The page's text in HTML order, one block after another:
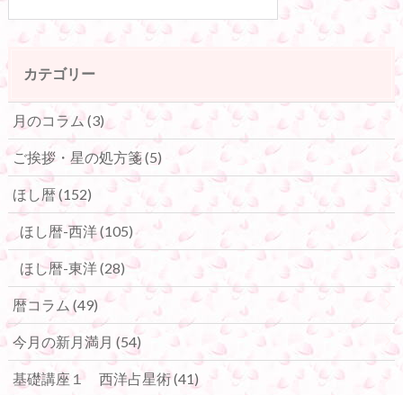
カテゴリー
月のコラム (3)
ご挨拶・星の処方箋(5)
ほし暦(152)
ほし暦-西洋(105)
ほし暦-東洋(28)
暦コラム (49)
今月の新月満月 (54)
基礎講座１ 西洋占星術(41)